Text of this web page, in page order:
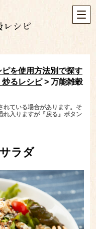
を使用方法別で探す
るレシピ> 万能雑穀
ている場合があります。そ
れ入りますが『戻る』ボタン
ラダ